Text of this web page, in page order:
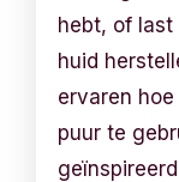
hebt, of last
huid
ervaren
puur te